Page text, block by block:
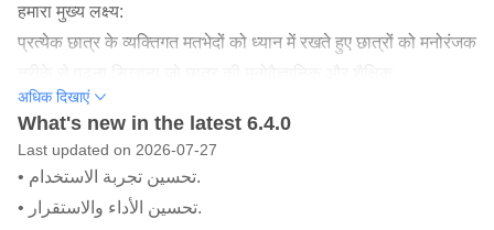
हमारा मुख्य लक्ष्य:
प्रत्येक छात्र के व्यक्तिगत मतभेदों को ध्यान में रखते हुए छात्रों को मनोरंजक
आवश्यकताओं को ध्यान में रखता है।
हम आपके छात्रों को क्या पेशकश करेंगे?
क्रमिक पाठ पढ़ने के कौशल को श्रेणीबद्ध स्तरों में पेश करते हैं।
अधिक दिखाएं
What's new in the latest 6.4.0
Last updated on 2026-07-27
• تحسين تجربة الاستخدام.
• تحسين الأداء والاستقرار.